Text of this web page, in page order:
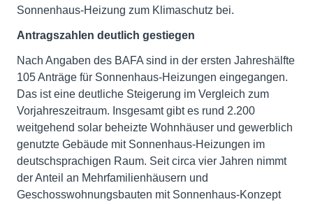
Sonnenhaus-Heizung zum Klimaschutz bei.
Antragszahlen deutlich gestiegen
Nach Angaben des BAFA sind in der ersten Jahreshälfte
105 Anträge für Sonnenhaus-Heizungen eingegangen.
Das ist eine deutliche Steigerung im Vergleich zum
Vorjahreszeitraum. Insgesamt gibt es rund 2.200
weitgehend solar beheizte Wohnhäuser und gewerblich
genutzte Gebäude mit Sonnenhaus-Heizungen im
deutschsprachigen Raum. Seit circa vier Jahren nimmt
der Anteil an Mehrfamilienhäusern und
Geschosswohnungsbauten mit Sonnenhaus-Konzept